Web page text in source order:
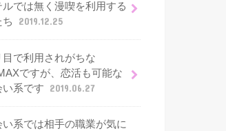
ルでは無く漫喫を利用する
ち
2019.12.25
目で利用されがちな
ですが、恋活も可能な
い系です
2019.06.27
い系では相手の職業が気に